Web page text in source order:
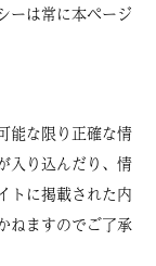
ーは常に本ページ
能な限り正確な情
入り込んだり、情
トに掲載された内
ねますのでご了承